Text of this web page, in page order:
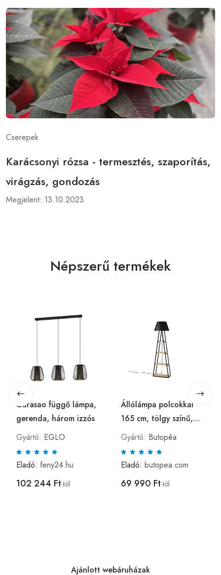
Cserepek
Karácsonyi rózsa - termesztés, szaporítás,
virágzás, gondozás
Megjelent: 13.10.2023
Népszerű termékek
Curasao függő lámpa,
gerenda, három izzós
Gyártó: EGLO
Eladó: feny24.hu
102 244 Ft-tól
Állólámpa polcokkal
165 cm, tölgy színű,
fekete - TRIGULI -
Gyártó: Butopêa
Eladó: butopea.com
69 990 Ft-tól
Ajánlott webáruházak